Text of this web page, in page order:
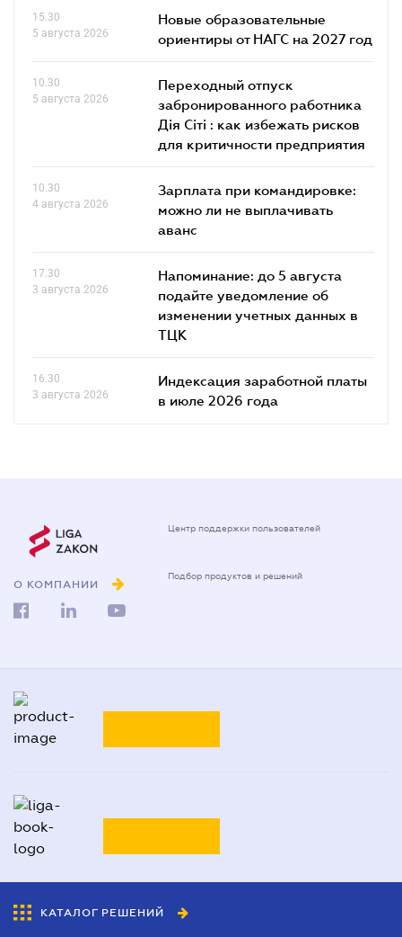
15.30
5 августа 2026
Новые образовательные
ориентиры от НАГС на 2027 год
10.30
5 августа 2026
Переходный отпуск
забронированного работника
Дія Сіті : как избежать рисков
для критичности предприятия
10.30
4 августа 2026
Зарплата при командировке:
можно ли не выплачивать
аванс
17.30
3 августа 2026
Напоминание: до 5 августа
подайте уведомление об
изменении учетных данных в
ТЦК
16.30
3 августа 2026
Индексация заработной платы
в июле 2026 года
О КОМПАНИИ
Центр поддержки пользователей
каталог УкраиныLiga:BOOK